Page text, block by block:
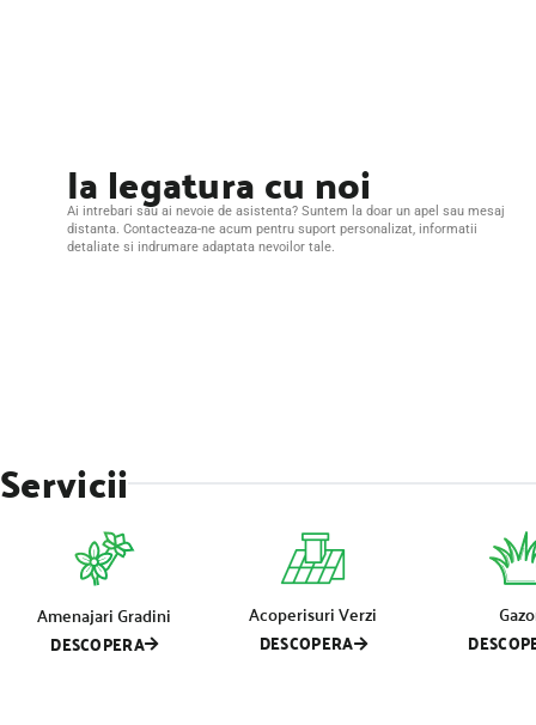
Ia legatura cu noi
Ai intrebari sau ai nevoie de asistenta? Suntem la doar un apel sau mesaj
distanta. Contacteaza-ne acum pentru suport personalizat, informatii
detaliate si indrumare adaptata nevoilor tale.
Servicii
Amenajari Gradini
DESCOPERA
Acoperisuri Verzi
DESCOPERA